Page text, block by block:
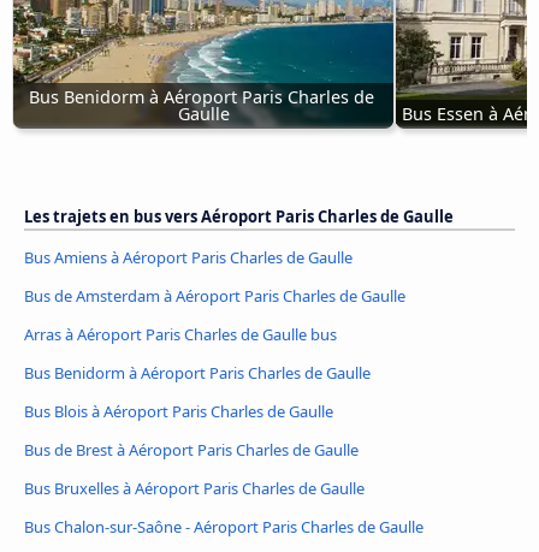
Bus Benidorm à Aéroport Paris Charles de
Gaulle Bus Essen à
Les trajets en bus vers Aéroport Paris Charles de Gaulle
Bus Amiens à Aéroport Paris Charles de Gaulle
Bus de Amsterdam à Aéroport Paris Charles de Gaulle
Arras à Aéroport Paris Charles de Gaulle bus
Bus Benidorm à Aéroport Paris Charles de Gaulle
Bus Blois à Aéroport Paris Charles de Gaulle
Bus de Brest à Aéroport Paris Charles de Gaulle
Bus Bruxelles à Aéroport Paris Charles de Gaulle
Bus Chalon-sur-Saône - Aéroport Paris Charles de Gaulle